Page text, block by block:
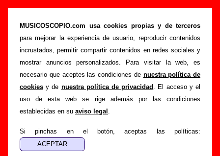
MUSICOSCOPIO.com usa cookies propias y de terceros
para mejorar la experiencia de usuario, reproducir contenidos
incrustados, permitir compartir contenidos en redes sociales y
mostrar anuncios personalizados. Para visitar la web, es
necesario que aceptes las condiciones de nuestra política de
cookies y de nuestra política de privacidad . El acceso y el
uso de esta web se rige además por las condiciones
establecidas en su aviso legal .
Si pinchas en el botón, aceptas las políticas:
“Museo de historia natural”, canción de Los
Punsetes (Letra e información)
Portada >Los Punsetes >Canciones
Museo de historia natural
Esta página pretende recopilar todo tipo de información
sobre lacanción "Museo de historia natural
" interpretada
Los Punsetes. Además de su letra, también aparecerá
información sobre el autor o los autores, sobre los discos en
los que está incluido este tema, sobre la grabación del
mismo, sobre versiones a cargo de otros grupos... Si
encuentras errores o tienes información adicional, puedes